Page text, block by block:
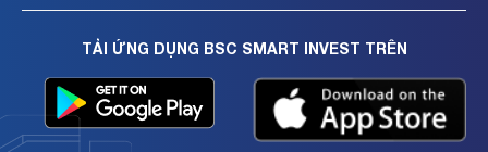
TẢI ỨNG DỤNG BSC SMART INVEST TRÊN